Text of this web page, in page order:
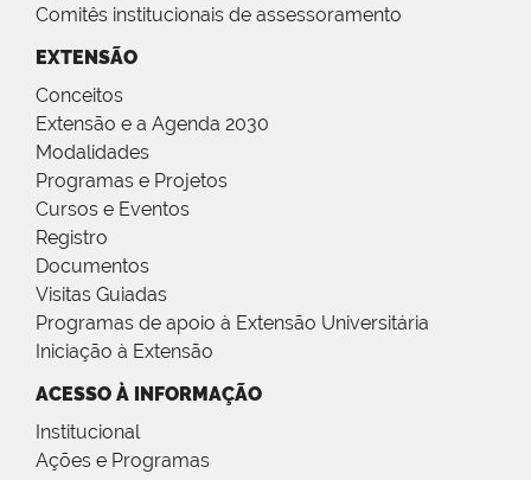
Comitês institucionais de assessoramento
EXTENSÃO
Conceitos
Extensão e a Agenda 2030
Modalidades
Programas e Projetos
Cursos e Eventos
Registro
Documentos
Visitas Guiadas
Programas de apoio à Extensão Universitária
Iniciação à Extensão
ACESSO À INFORMAÇÃO
Institucional
Ações e Programas